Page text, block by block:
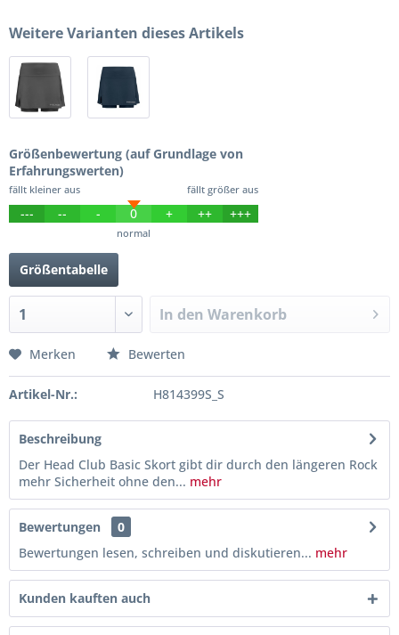
Weitere Varianten dieses Artikels
Größenbewertung (auf Grundlage von
Erfahrungswerten)
fällt größer aus
fällt kleiner aus
--- -- - 0 + ++ +++
normal
Größentabelle
In den Warenkorb
Merken Bewerten
Artikel-Nr.: H814399S_S
Beschreibung
Der Head Club Basic Skort gibt dir durch den längeren Rock
mehr Sicherheit ohne den... mehr
Bewertungen
0
Bewertungen lesen, schreiben und diskutieren... mehr
Kunden kauften auch